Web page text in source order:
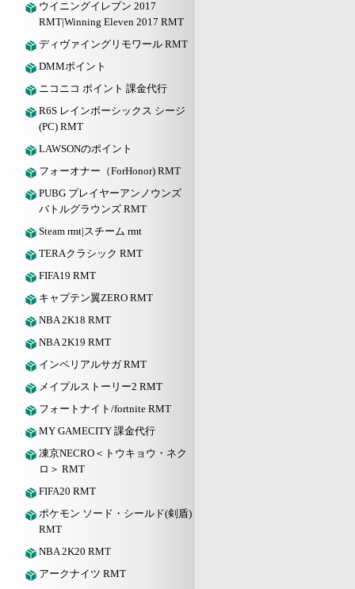
ウイニングイレブン 2017
RMT|Winning Eleven 2017 RMT
ディヴァイングリモワール RMT
DMMポイント
ニコニコ ポイント 課金代行
R6S レインボーシックス シージ
(PC) RMT
LAWSONのポイント
フォーオナー（ForHonor) RMT
PUBG プレイヤーアンノウンズ
バトルグラウンズ RMT
Steam rmt|スチーム rmt
TERAクラシック RMT
FIFA19 RMT
キャプテン翼ZERO RMT
NBA 2K18 RMT
NBA 2K19 RMT
インペリアルサガ RMT
メイプルストーリー2 RMT
フォートナイト/fortnite RMT
MY GAMECITY 課金代行
凍京NECRO＜トウキョウ・ネク
ロ＞ RMT
FIFA20 RMT
ポケモン ソード・シールド(剣盾)
RMT
NBA 2K20 RMT
アークナイツ RMT